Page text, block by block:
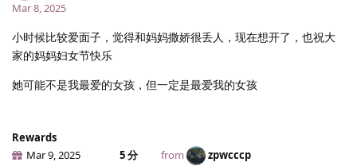
Mar 8, 2025
小时候比较爱面子，觉得和妈妈撒娇很丢人，现在想开了，也祝大
家的妈妈妇女节快乐
她可能不是我最爱的女孩，但一定是最爱我的女孩
Rewards
Mar 9, 2025
5 分 from
zpwcccp